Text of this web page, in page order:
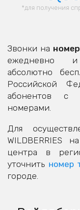
*для получения
Звонки на
ежедневно и
абсолютно
Российской
абонентов с
номерами.
Для
WILDBERRIES
центра в
уточнить номер
городе.